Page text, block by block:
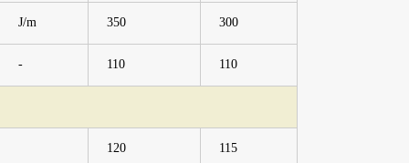
J/m 350 300
- 110 110
120 115